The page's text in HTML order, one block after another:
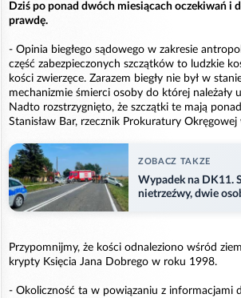
Dziś po ponad dwóch miesiącach oczekiwań i
prawdę.
- Opinia biegłego sądowego w zakresie
część zabezpieczonych szczątków to ludzkie
kości zwierzęce. Zarazem biegły nie był w
mechanizmie śmierci osoby do której należały
Nadto rozstrzygnięto, że szczątki te mają
Stanisław Bar, rzecznik Prokuratury
ZOBACZ TAKZE
Wypadek na DK11.
nietrzeźwy, dwie
Przypomnijmy, że kości odnaleziono wśród
krypty Księcia Jana Dobrego w roku 1998.
- Okoliczność ta w powiązaniu z informacjami